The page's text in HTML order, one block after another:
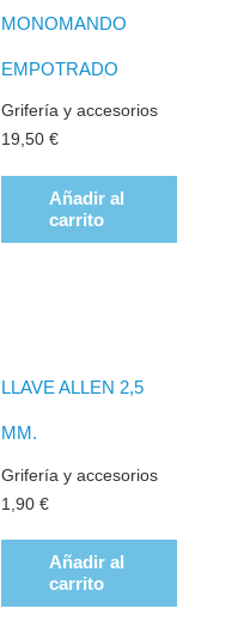
MONOMANDO
EMPOTRADO
Grifería y accesorios
19,50 €
Añadir al
carrito
LLAVE ALLEN 2,5
MM.
Grifería y accesorios
1,90 €
Añadir al
carrito